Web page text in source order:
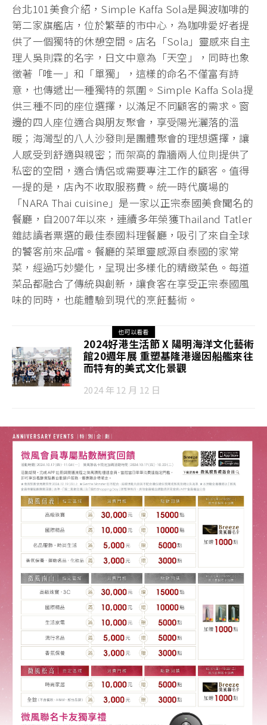
台北101美食介紹，Simple Kaffa Sola是興波咖啡的
第二家旗艦店，位於繁華的市中心，為咖啡愛好者提
供了一個獨特的休憩空間。店名「Sola」靈感來自主
理人吳則霖的名字，日文中意為「天空」，同時也象
徵著「唯一」和「單獨」，這樣的命名不僅富有詩
意，也傳遞出一種獨特的氛圍。Simple Kaffa Sola提
供三種不同的座位選擇，以滿足不同顧客的需求。窗
邊的四人座位適合與朋友聚會，享受陽光灑落的溫
暖；海灣型的八人沙發則是團體聚會的理想選擇，讓
人感受到舒適與親密；而架高的靠牆兩人位則提供了
私密的空間，適合情侶或需要專注工作的顧客。值得
一提的是，店內不收取服務費。統一時代廣場的
「NARA Thai cuisine」是一家以正宗泰國美食聞名的
餐廳，自2007年以來，連續多年榮獲Thailand Tatler
雜誌讀者票選的最佳泰國料理餐廳，吸引了來自全球
的饕客前來品嚐。餐廳的菜單靈感源自泰國的家常
菜，經過巧妙變化，呈現出多樣化的精緻菜色。每道
菜品都融合了傳統與創新，讓食客在享受正宗泰國風
味的同時，也能體驗到現代的烹飪藝術。
也可以看看
2024好港生活節 X 陽明海洋文化藝術
館20週年展 重塑基隆港邊因船艦來往
而特有的美式文化景觀
2024 年 12 月 12 日